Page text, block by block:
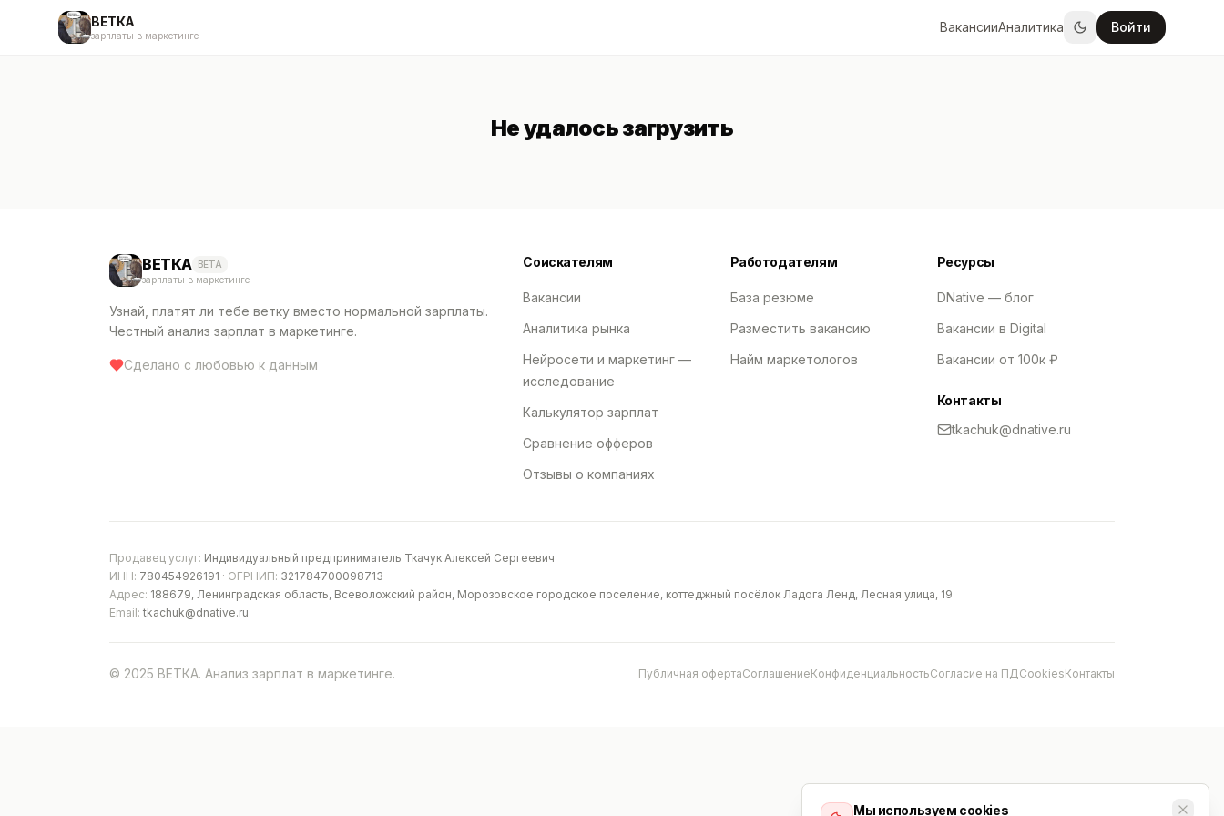
Мы используем cookies
ВЕТКА
зарплаты в маркетинге
ВакансииАналитика Войти
Не удалось загрузить
ВЕТКА BETA
зарплаты в маркетинге
Узнай, платят ли тебе ветку вместо нормальной зарплаты.
Честный анализ зарплат в маркетинге.
Сделано с любовью к данным
Соискателям
Вакансии
Аналитика рынка
Нейросети и маркетинг —
исследование
Калькулятор зарплат
Сравнение офферов
Отзывы о компаниях
Работодателям
База резюме
Разместить вакансию
Найм маркетологов
Ресурсы
DNative — блог
Вакансии в Digital
Вакансии от 100к ₽
Контакты
tkachuk@dnative.ru
Продавец услуг: Индивидуальный предприниматель Ткачук Алексей Сергеевич
ИНН: 780454926191 · ОГРНИП: 321784700098713
Адрес: 188679, Ленинградская область, Всеволожский район, Морозовское городское поселение, коттеджный посёлок Ладога Ленд, Лесная улица, 19
Email: tkachuk@dnative.ru
© 2025 ВЕТКА. Анализ зарплат в маркетинге. Публичная офертаСоглашениеКонфиденциальностьСогласие на ПДCookiesКонтакты